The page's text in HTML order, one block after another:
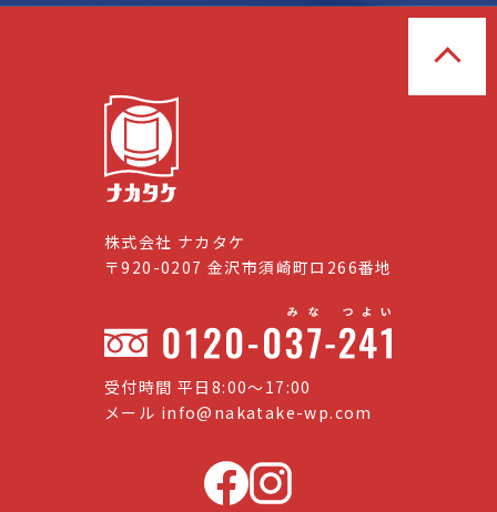
株式会社 ナカタケ
〒920-0207 金沢市須崎町ロ266番地
受付時間 平日8:00〜17:00
メール info@nakatake-wp.com